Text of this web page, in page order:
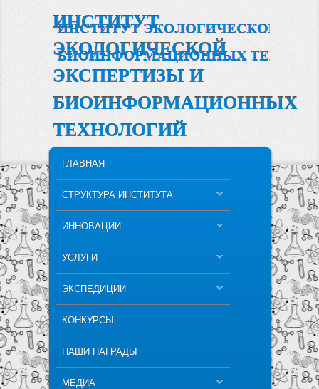
ИНСТИТУТ
ЭКОЛОГИЧЕСКОЙ
ЭКСПЕРТИЗЫ И
БИОИНФОРМАЦИОННЫХ
ТЕХНОЛОГИЙ
SKIP TO PRIMARY CONTENT
SKIP TO SECONDARY CONTENT
ГЛАВНАЯ
СТРУКТУРА ИНСТИТУТА
ИННОВАЦИИ
УСЛУГИ
ЭКСПЕДИЦИИ
КОНКУРСЫ
НАШИ НАГРАДЫ
МЕДИА